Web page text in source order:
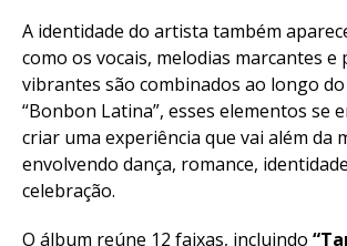
A identidade do artista também
como os vocais, melodias marcantes e
vibrantes são combinados ao longo
“Bonbon Latina”, esses elementos se
criar uma experiência que vai além da
envolvendo dança, romance,
celebração.
O álbum reúne 12 faixas, incluindo